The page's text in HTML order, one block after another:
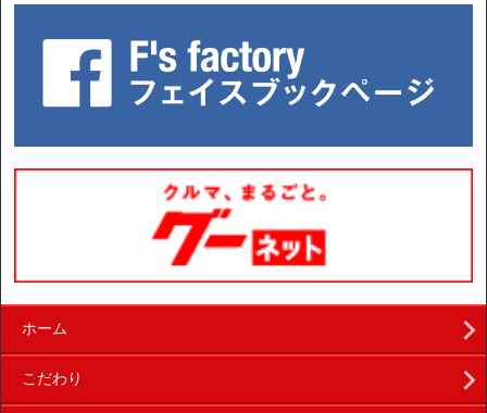
ホーム
こだわり